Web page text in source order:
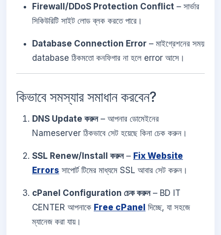
Firewall/DDoS Protection Conflict – সার্ভার
সিকিউরিটি সাইট লোড ব্লক করতে পারে।
Database Connection Error – মাইগ্রেশনের সময়
database ঠিকমতো কনফিগার না হলে error আসে।
কিভাবে সমস্যার সমাধান করবেন?
DNS Update করুন– আপনার ডোমেইনের
Nameserver ঠিকভাবে সেট হয়েছে কিনা চেক করুন।
SSL Renew/Install করুন– Fix Website
Errors সাপোর্ট টিমের মাধ্যমে SSL আবার সেট করুন।
cPanel Configuration চেক করুন– BD IT
CENTER আপনাকে Free cPanel দিচ্ছে, যা সহজে
ম্যানেজ করা যায়।